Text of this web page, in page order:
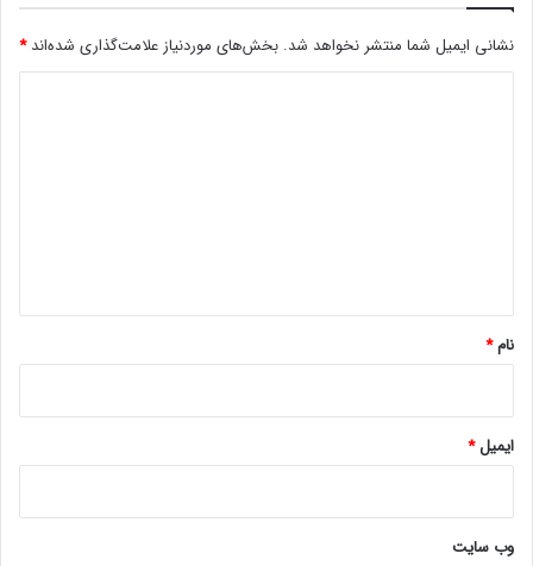
ق
ر
ا
د
!
و
ا
ه
نشانی ایمیل شما منتشر نخواهد شد. بخش‌های موردنیاز علامت‌گذاری شده‌اند*
نام*
ایمیل*
وب‌ سایت